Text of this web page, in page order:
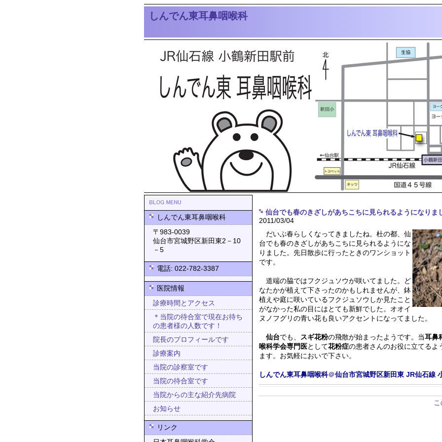
しんでん東耳鼻咽喉科
しんでん東耳鼻咽喉科
〒983-0039
仙台市宮城野区新田東2－10
－5
電話: 022-782-3387
医院情報
診療時間とアクセス
＊当院の待合室で現在お待ち
の患者様の人数です！
院長のプロフィールです
診療案内
当院の診察室です
当院の待合室です
当院からの主な紹介先病院
お知らせ
リンク
仙台でも春のきざしがあちこちに見られるようになりま
2011/03/04
だいぶ春らしくなってきましたね。杜の都、仙
台でも春のきざしがあちこちに見られるようにな
りました。先日散歩に行ったときのワンショット
です。
道端の脇ではフクジュソウが咲いてました。ど
なたかが植えて下さったのかもしれませんが、鉢
植えや庭に咲いているフクジュソウしか見たこと
がなかった私の目にはとても新鮮でした。オオイ
ヌノフグリの青い花も良いアクセントになってました。
仙台でも、 スギ花粉の飛散が始まったようです。当耳鼻
喉科学会専門医として花粉症の患者さんのお役に立てるよ
ます。お気軽においで下さい。
しんでん東耳鼻咽喉科＠仙台市宮城野区新田東 JR仙石線